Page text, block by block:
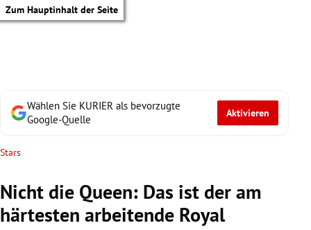
Zum Hauptinhalt der Seite
Wählen Sie KURIER als bevorzugte
Google-Quelle
Aktivieren
Stars
Nicht die Queen: Das ist der am
härtesten arbeitende Royal